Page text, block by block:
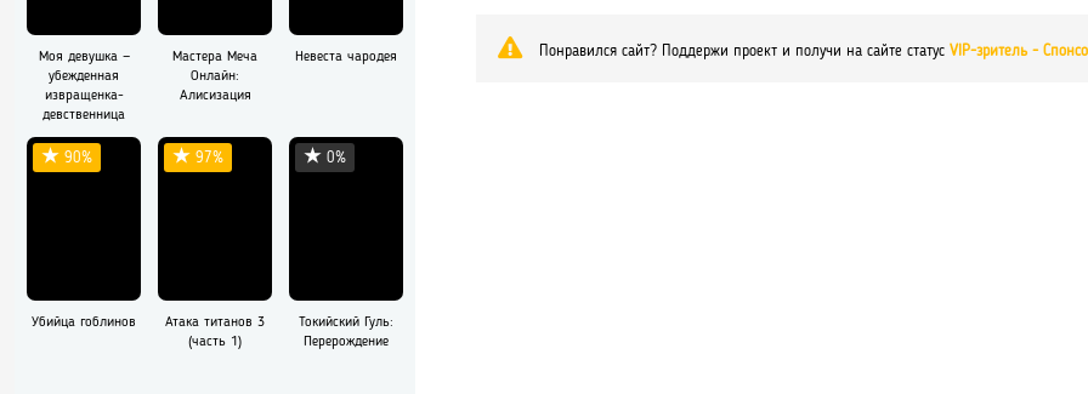
Понравился сайт? Поддержи проект и получи на сайте статус VIP-зритель -
Моя девушка —
убежденная
извращенка-
девственница
Мастера Меча
Онлайн:
Алисизация
Невеста чародея
90%
Убийца гоблинов
97%
Атака титанов 3
(часть 1)
0%
Токийский Гуль:
Перерождение